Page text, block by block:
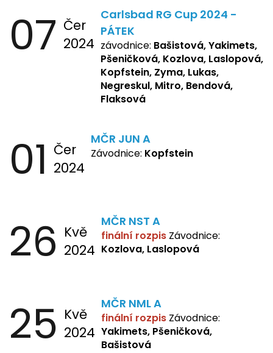
Žbánková, Bašistová Beáta,
Yakimets, Pšeničková Vanesa,
Kozlova Nelly, Laslopová B.,
Kopfstein, Lukas, Negreskul ,
Mitro, Bendová, Flaksová
07 Čer
2024
Carlsbad RG Cup 2024 -
PÁTEK
závodnice: Bašistová, Yakimets,
Pšeničková, Kozlova, Laslopová,
Kopfstein, Zyma, Lukas,
Negreskul, Mitro, Bendová,
Flaksová
01 Čer
2024
MČR JUN A
Závodnice: Kopfstein
26 Kvě
2024
MČR NST A
finální rozpis Závodnice:
Kozlova, Laslopová
25 Kvě
2024
MČR NML A
finální rozpis Závodnice:
Yakimets, Pšeničková,
Bašistová